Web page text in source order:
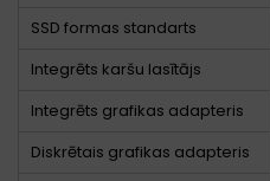
SSD formas standarts
Integrēts karšu lasītājs
Integrēts grafikas adapteris
Diskrētais grafikas adapteris